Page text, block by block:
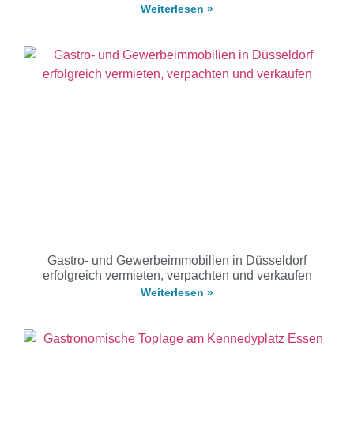
Weiterlesen »
Gastro- und Gewerbeimmobilien in Düsseldorf
erfolgreich vermieten, verpachten und verkaufen
Weiterlesen »